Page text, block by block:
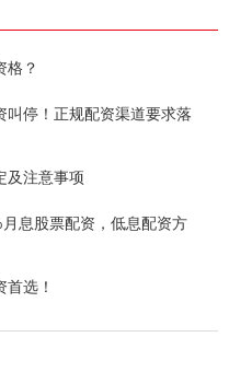
格？
停！正规配资渠道要求落
及注意事项
息股票配资，低息配资方
选！